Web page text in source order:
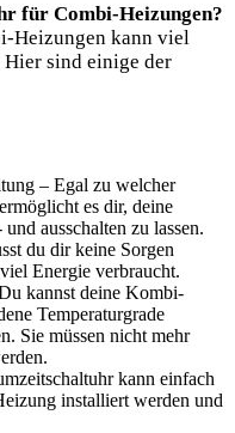
für Combi-Heizungen?
Heizungen kann viel
Hier sind einige der
– Egal zu welcher
es dir, deine
ausschalten zu lassen.
du dir keine Sorgen
Energie verbraucht.
kannst deine Kombi-
Temperaturgrade
Sie müssen nicht mehr
kann einfach
installiert werden und